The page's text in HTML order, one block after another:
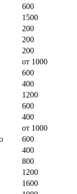
600
1500
200
200
200
от 1000
600
400
1200
600
400
от 1000
600
400
800
1200
1600